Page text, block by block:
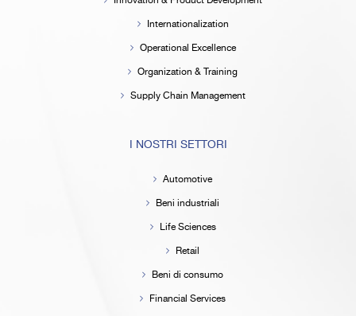
Internationalization
Operational Excellence
Organization & Training
Supply Chain Management
I NOSTRI SETTORI
Automotive
Beni industriali
Life Sciences
Retail
Beni di consumo
Financial Services